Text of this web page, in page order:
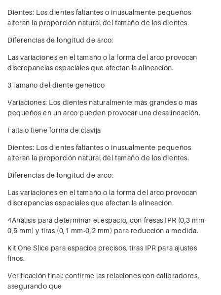
Dientes: Los dientes faltantes o inusualmente pequeños
alteran la proporción natural del tamaño de los dientes.
Diferencias de longitud de arco:
Las variaciones en el tamaño o la forma del arco provocan
discrepancias espaciales que afectan la alineación.
3Tamaño del diente genético
Variaciones: Los dientes naturalmente más grandes o más
pequeños en un arco pueden provocar una desalineación.
Falta o tiene forma de clavija
Dientes: Los dientes faltantes o inusualmente pequeños
alteran la proporción natural del tamaño de los dientes.
Diferencias de longitud de arco:
Las variaciones en el tamaño o la forma del arco provocan
discrepancias espaciales que afectan la alineación.
4Análisis para determinar el espacio, con fresas IPR (0,3 mm-
0,5 mm) y tiras (0,1 mm-0,2 mm) para reducción a medida.
Kit One Slice para espacios precisos, tiras IPR para ajustes
finos.
Verificación final: confirme las relaciones con calibradores,
asegurando que